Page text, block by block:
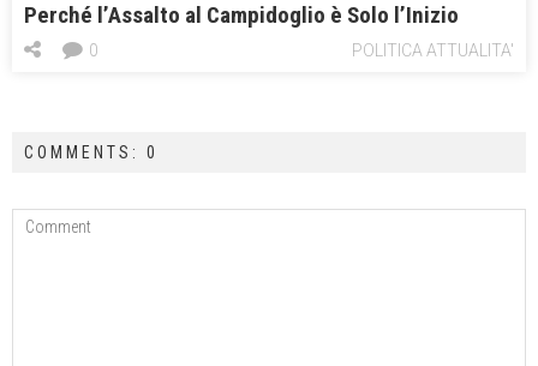
Perché l’Assalto al Campidoglio è Solo l’Inizio
POLITICA ATTUALITA'
0
COMMENTS: 0